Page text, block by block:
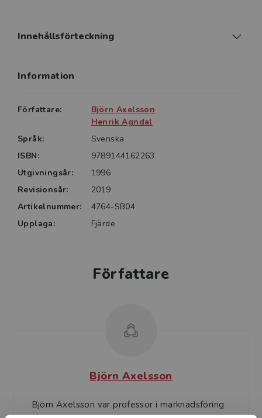
segmentering, positionering, marknadsundersökningar
kundvärde, relationsmarknadsföring, key account
postmodernism, etik i marknadsföring, kundvård,
social marknadsföring och elektronisk handel.
Genomgående kombineras resonemang, baserade på
forskning och författarnas erfarenheter, med
illustrativa exempel från marknadsföringens teori och
praktik. Denna fjärde upplaga är uppdaterad med nya
forskningsrön. Framväxande företeelser som sociala
medier och webbaserad marknadsföring behandlas
också tillfört nya aktuella exempel.
Innehållsförteckning
Information
Författare:
Björn Axelsson
Henrik Agndal
Språk:
Svenska
ISBN:
9789144162263
Utgivningsår:
1996
Revisionsår:
2019
Artikelnummer:
4764-SB04
Upplaga:
Fjärde
Författare
Björn Axelsson
Björn Axelsson var professor i marknadsföring